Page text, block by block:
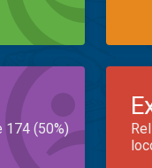
174 (50%)